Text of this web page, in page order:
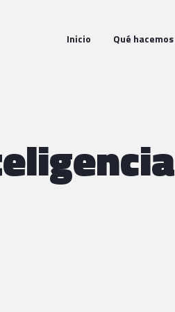
Inicio Qué hacemos